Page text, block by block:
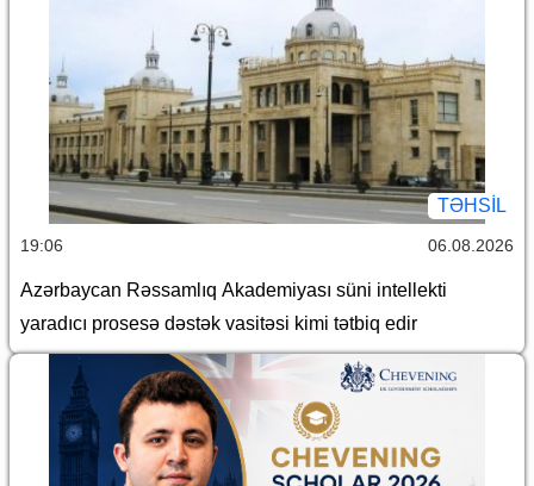
TƏHSIL
19:06 06.08.2026
Azərbaycan Rəssamlıq Akademiyası süni intellekti
yaradıcı prosesə dəstək vasitəsi kimi tətbiq edir